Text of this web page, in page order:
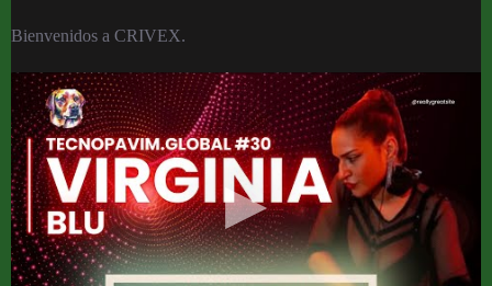
Bienvenidos a CRIVEX.